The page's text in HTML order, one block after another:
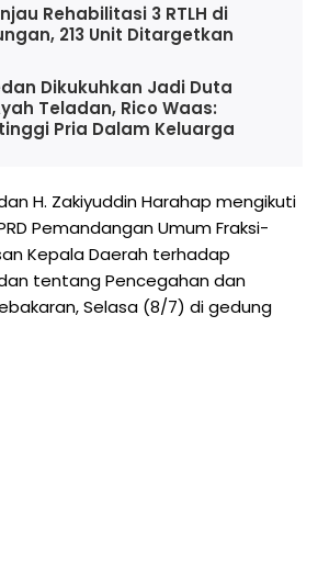
Rehabilitasi 3 RTLH di
213 Unit Ditargetkan
Dikukuhkan Jadi Duta
Teladan, Rico Waas:
Pria Dalam Keluarga
H. Zakiyuddin Harahap mengikuti
Pemandangan Umum Fraksi-
Kepala Daerah terhadap
tentang Pencegahan dan
Selasa (8/7) di gedung